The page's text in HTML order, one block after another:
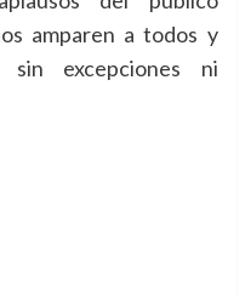
amparen a todos y
excepciones ni